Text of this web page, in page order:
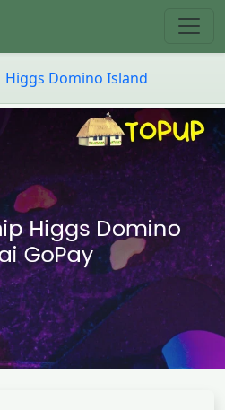
Higgs Domino Island